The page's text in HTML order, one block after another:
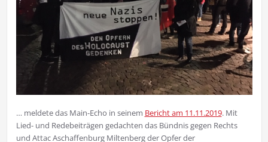
… meldete das Main-Echo in seinem Bericht am 11.11.2019. Mit
Lied- und Redebeiträgen gedachten das Bündnis gegen Rechts
und Attac Aschaffenburg Miltenberg der Opfer der